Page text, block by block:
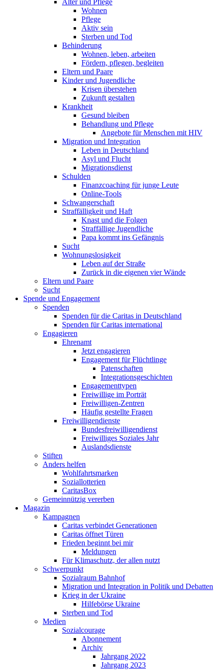
Alter und Pflege
Wohnen
Pflege
Aktiv sein
Sterben und Tod
Behinderung
Wohnen, leben, arbeiten
Fördern, pflegen, begleiten
Eltern und Paare
Kinder und Jugendliche
Krisen überstehen
Zukunft gestalten
Krankheit
Gesund bleiben
Behandlung und Pflege
Angebote für Menschen mit HIV
Migration und Integration
Leben in Deutschland
Asyl und Flucht
Migrationsdienst
Schulden
Finanzcoaching für junge Leute
Online-Tools
Schwangerschaft
Straffälligkeit und Haft
Knast und die Folgen
Straffällige Jugendliche
Papa kommt ins Gefängnis
Sucht
Wohnungslosigkeit
Leben auf der Straße
Zurück in die eigenen vier Wände
Eltern und Paare
Sucht
Spende und Engagement
Spenden
Spenden für die Caritas in Deutschland
Spenden für Caritas international
Engagieren
Ehrenamt
Jetzt engagieren
Engagement für Flüchtlinge
Patenschaften
Integrationsgeschichten
Engagementtypen
Freiwillige im Porträt
Freiwilligen-Zentren
Häufig gestellte Fragen
Freiwilligendienste
Bundesfreiwilligendienst
Freiwilliges Soziales Jahr
Auslandsdienste
Stiften
Anders helfen
Wohlfahrtsmarken
Soziallotterien
CaritasBox
Gemeinnützig vererben
Magazin
Kampagnen
Caritas verbindet Generationen
Caritas öffnet Türen
Frieden beginnt bei mir
Meldungen
Für Klimaschutz, der allen nutzt
Schwerpunkt
Sozialraum Bahnhof
Migration und Integration in Politik und Debatten
Krieg in der Ukraine
Hilfebörse Ukraine
Sterben und Tod
Medien
Sozialcourage
Abonnement
Archiv
Jahrgang 2022
Jahrgang 2023